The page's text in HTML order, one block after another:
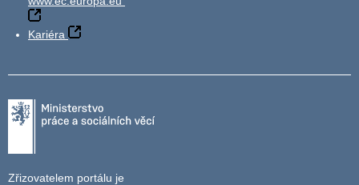
Kariéra
Zřizovatelem portálu je